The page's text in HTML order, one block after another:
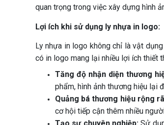
quan trọng trong việc xây dựng hình
Lợi ích khi sử dụng ly nhựa in logo:
Ly nhựa in logo không chỉ là vật
có in logo mang lại nhiều lợi ích thiết
Tăng độ nhận diện thương
phẩm, hình ảnh thương hiệu lại
Quảng bá thương hiệu rộng
cơ hội tiếp cận thêm nhiều
Tạo sự chuyên nghiệp:Sử